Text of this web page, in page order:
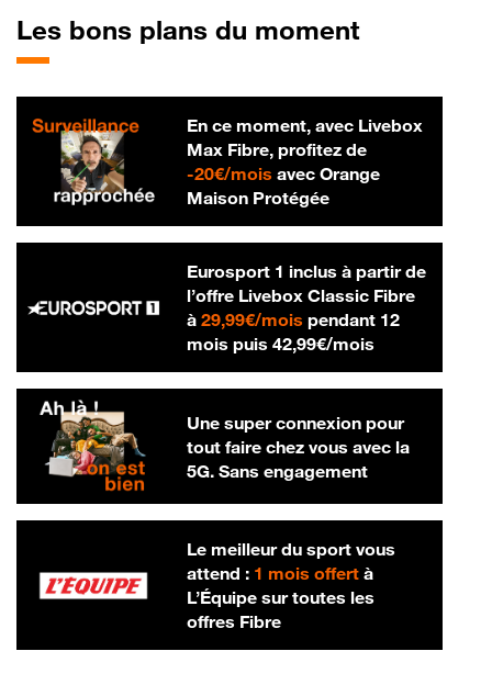
Les bons plans du moment
En ce moment, avec Livebox
Max Fibre, profitez de
-20€/mois20 € par mois
avec Orange
Maison Protégée
Eurosport 1 inclus à partir de
l’offre Livebox Classic Fibre
à 29,99€/mois29,99 € par mois
pendant 12
mois puis 42,99€/mois42,99 € par
Une super connexion pour
tout faire chez vous avec la
5G. Sans engagement
Le meilleur du sport vous
attend : 1 mois offertà
L’Équipe sur toutes les
offres Fibre